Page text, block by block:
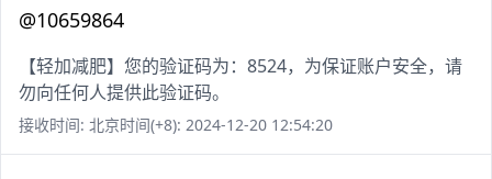
@10659864
【轻加减肥】您的验证码为：8524，为保证账户安全，请
勿向任何人提供此验证码。
接收时间: 北京时间(+8): 2024-12-20 12:54:20